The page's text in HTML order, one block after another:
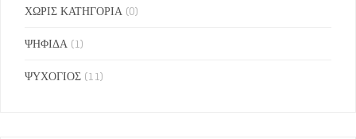
ΧΩΡΙΣ ΚΑΤΗΓΟΡΙΑ (0)
ΨΗΦΙΔΑ (1)
ΨΥΧΟΓΙΟΣ (11)